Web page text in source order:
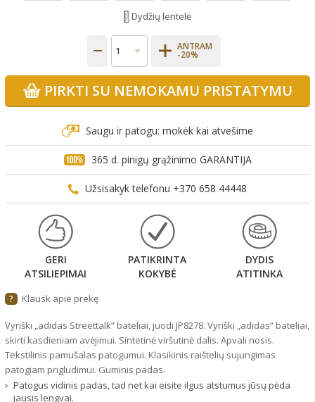
Dydžių lentelė
ANTRAM
-20%
PIRKTI SU NEMOKAMU PRISTATYMU
Saugu ir patogu: mokėk kai atvešime
365 d. pinigų grąžinimo GARANTIJA
Užsisakyk telefonu +370 658 44448
GERI
ATSILIEPIMAI
PATIKRINTA
KOKYBĖ
DYDIS
ATITINKA
? Klausk apie prekę
Vyriški „adidas Streettalk“ bateliai, juodi JP8278. Vyriški „adidas“ bateliai,
skirti kasdieniam avėjimui. Sintetinė viršutinė dalis. Apvali nosis.
Tekstilinis pamušalas patogumui. Klasikinis raištelių sujungimas
patogiam prigludimui. Guminis padas.
Patogus vidinis padas, tad net kai eisite ilgus atstumus jūsų pėda
jausis lengvai.